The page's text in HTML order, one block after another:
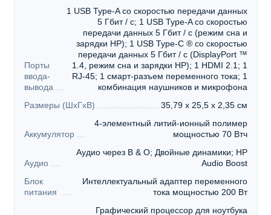
Порты
ввода-
вывода
1 USB Type-A со скоростью передачи данных
5 Гбит / с; 1 USB Type-A со скоростью
передачи данных 5 Гбит / с (режим сна и
зарядки HP); 1 USB Type-C ® со скоростью
передачи данных 5 Гбит / с (DisplayPort ™
1.4, режим сна и зарядки HP); 1 HDMI 2.1; 1
RJ-45; 1 смарт-разъем переменного тока; 1
комбинация наушников и микрофона
Размеры (ШхГхВ)
35,79 x 25,5 x 2,35 см
Аккумулятор
4-элементный литий-ионный полимер
мощностью 70 Втч
Аудио
Аудио через B & O; Двойные динамики; HP
Audio Boost
Блок
питания
Интеллектуальный адаптер переменного
тока мощностью 200 Вт
Графический процессор для ноутбука